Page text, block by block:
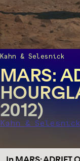
MARS:
2012)
Kahn & Selesnick
Kahn & Selesnick